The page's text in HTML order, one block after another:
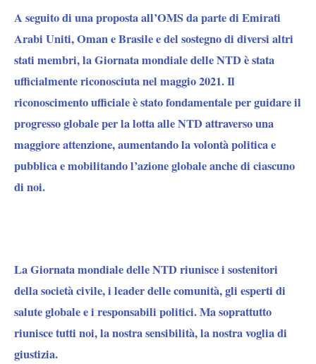
A seguito di una proposta all’OMS da parte di Emirati
Arabi Uniti, Oman e Brasile e del sostegno di diversi altri
stati membri, la Giornata mondiale delle NTD è stata
ufficialmente riconosciuta nel maggio 2021. Il
riconoscimento ufficiale è stato fondamentale per guidare il
progresso globale per la lotta alle NTD attraverso una
maggiore attenzione, aumentando la volontà politica e
pubblica e mobilitando l’azione globale anche di ciascuno
di noi.
La Giornata mondiale delle NTD riunisce i sostenitori
della società civile, i leader delle comunità, gli esperti di
salute globale e i responsabili politici. Ma soprattutto
riunisce tutti noi, la nostra sensibilità, la nostra voglia di
giustizia.